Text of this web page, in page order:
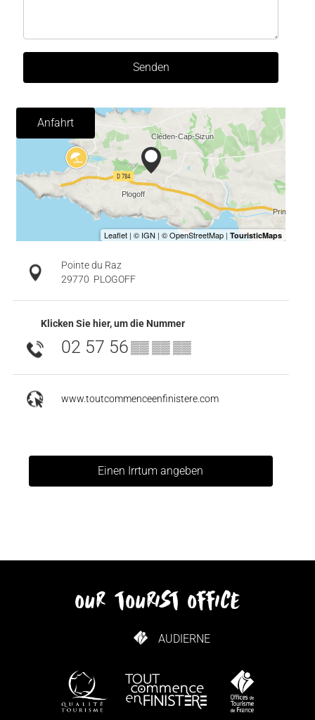
Senden
Anfahrt
Pointe du Raz
29770 PLOGOFF
Klicken Sie hier, um die Nummer
02 57 56▒▒ ▒▒ ▒▒
www.toutcommenceenfinistere.com
Einen Irrtum angeben
our tourist office
AUDIERNE
WIE KANN ICH KOMMEN?